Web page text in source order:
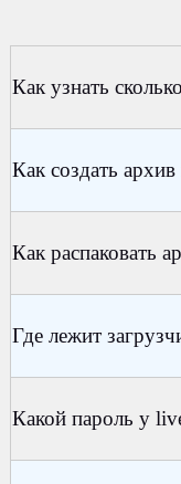
Как узнать
Как создать
Как распаковать
Где лежит
Какой пароль у